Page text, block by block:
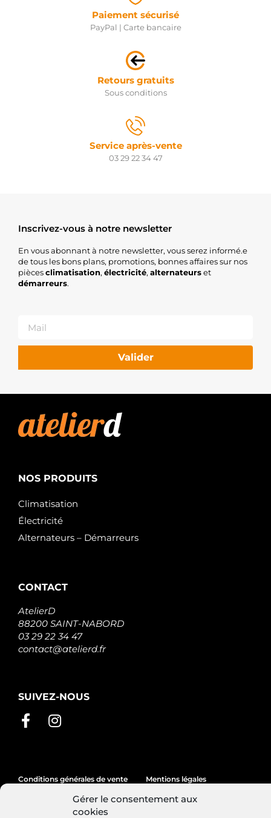
Gérer le consentement aux
cookies
Paiement sécurisé
PayPal | Carte bancaire
Retours gratuits
Sous conditions
Service après-vente
03 29 22 34 47
Inscrivez-vous à notre newsletter
En vous abonnant à notre newsletter, vous serez informé.e
de tous les bons plans, promotions, bonnes affaires sur nos
piècesclimatisation, électricité, alternateurset
démarreurs.
Valider
NOS PRODUITS
Climatisation
Électricité
Alternateurs – Démarreurs
CONTACT
AtelierD
88200 SAINT-NABORD
03 29 22 34 47
contact@atelierd.fr
SUIVEZ-NOUS
Conditions générales de vente Mentions légales
Politique de cookies